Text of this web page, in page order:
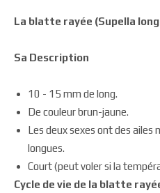
La blatte rayée (Supella
Sa Description
10 - 15 mm de long.
De couleur brun-jaune.
Les deux sexes ont des ailes
longues.
Court (peut voler si la
Cycle de vie de la blatte